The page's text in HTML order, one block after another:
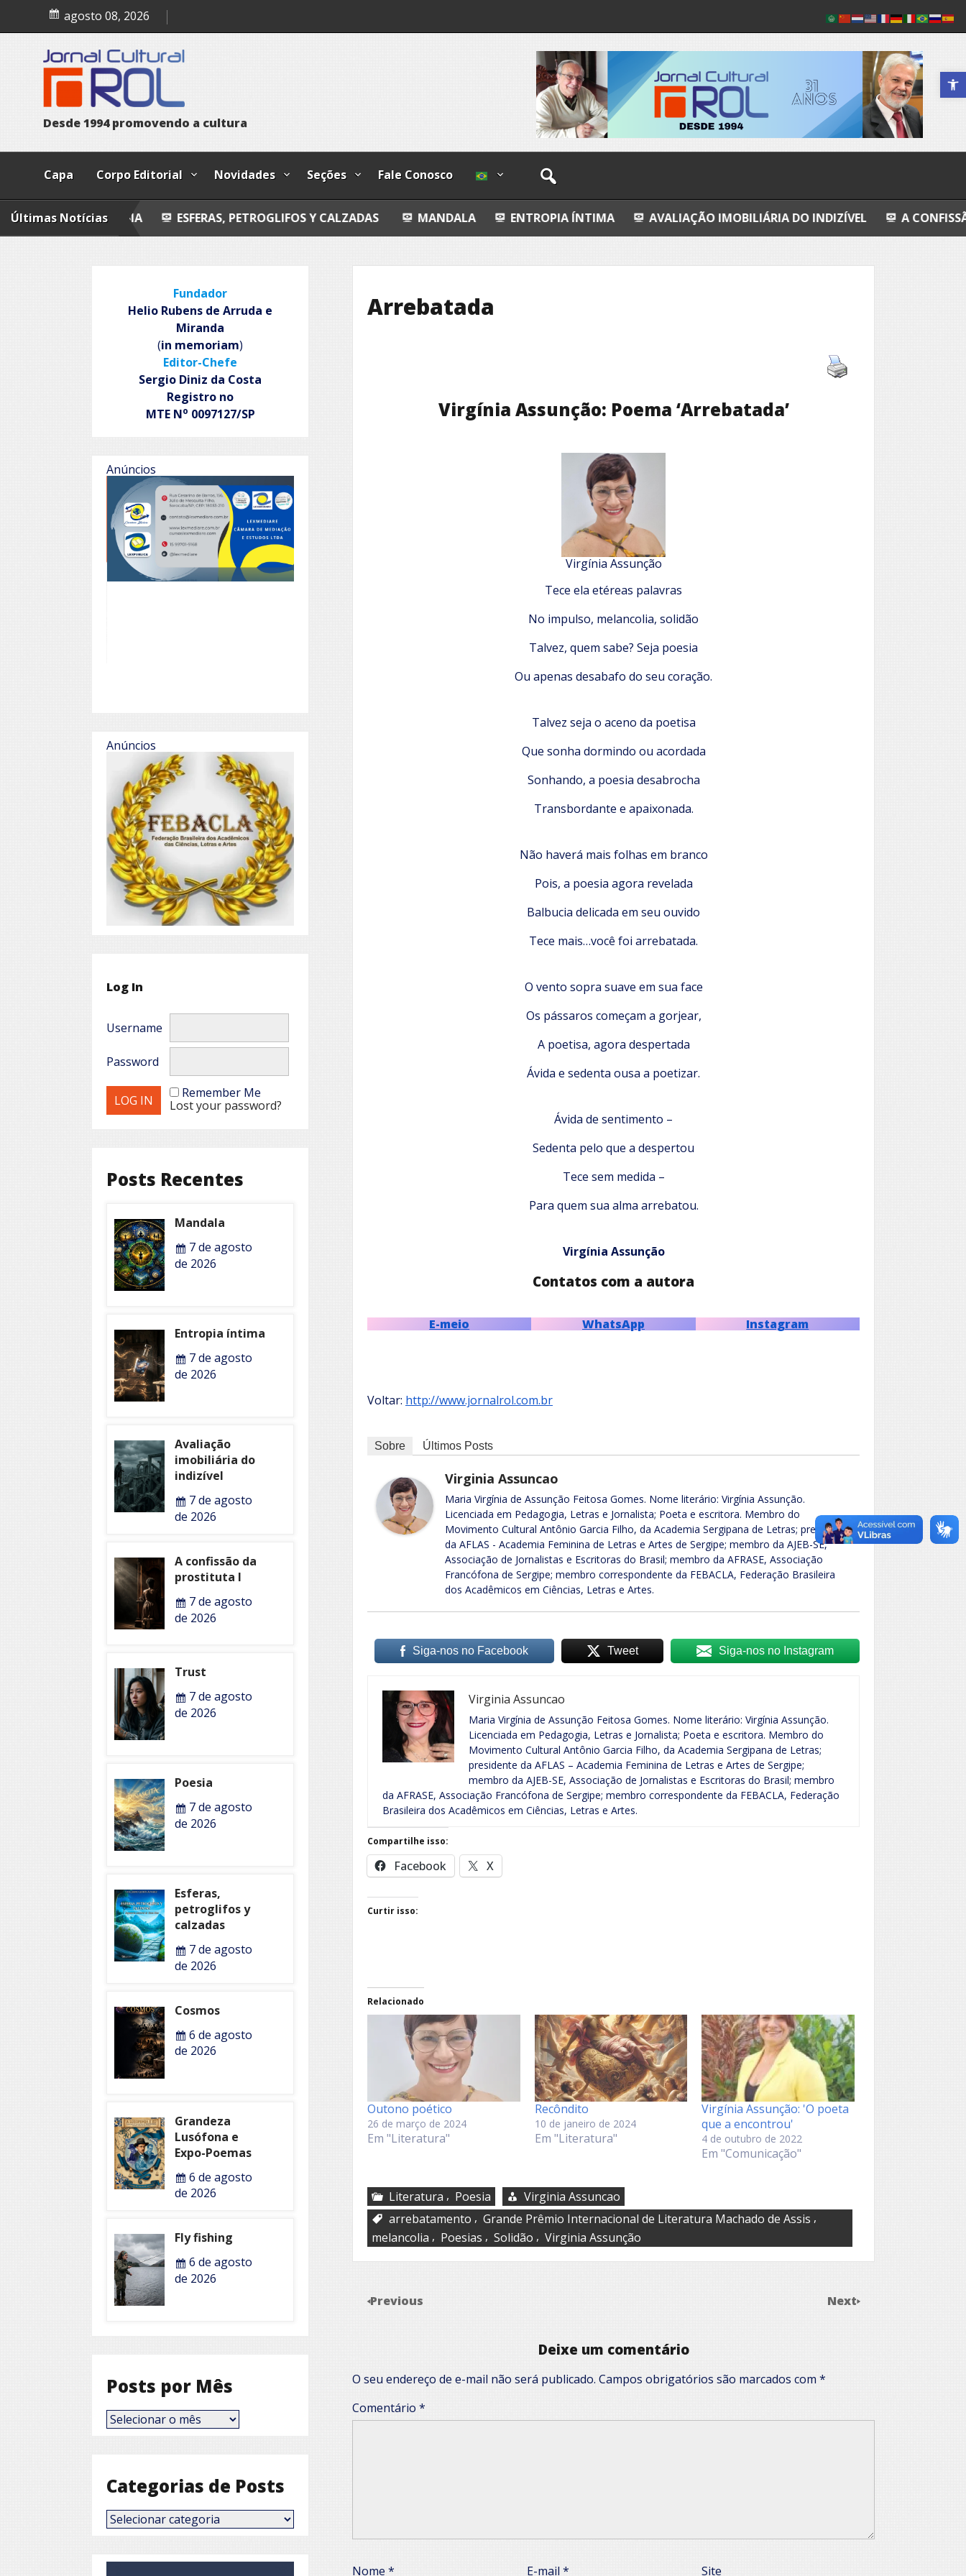
Abrir a
content
agosto 08, 2026
Desde1994 promovendo a cultura
Capa Corpo Editorial Novidades Seções Fale Conosco
Últimas Notícias
POESIA ESFERAS, PETROGLIFOS Y CALZADAS MANDALA ENTROPIA ÍNTIMA AVALIAÇÃO IMOBILIÁRIA DO INDIZÍVEL A CONFISSÃO DA
Arrebatada
Virgínia Assunção: Poema ‘Arrebatada’
Virgínia Assunção
Tece ela etéreas palavras
No impulso, melancolia, solidão
Talvez, quem sabe? Seja poesia
Ou apenas desabafo do seu coração.
Talvez seja o aceno da poetisa
Que sonha dormindo ou acordada
Sonhando, a poesia desabrocha
Transbordante e apaixonada.
Não haverá mais folhas em branco
Pois, a poesia agora revelada
Balbucia delicada em seu ouvido
Tece mais…você foi arrebatada.
O vento sopra suave em sua face
Os pássaros começam a gorjear,
A poetisa, agora despertada
Ávida e sedenta ousa a poetizar.
Ávida de sentimento –
Sedenta pelo que a despertou
Tece sem medida –
Para quem sua alma arrebatou.
Virgínia Assunção
Contatos com a autora
E-meio WhatsApp Instagram
Voltar: http://www.jornalrol.com.br
Sobre Últimos Posts
Virginia Assuncao
Maria Virgínia de Assunção Feitosa Gomes. Nome literário: Virgínia Assunção.
Licenciada em Pedagogia, Letras e Jornalista; Poeta e escritora. Membro do
Movimento Cultural Antônio Garcia Filho, da Academia Sergipana de Letras; presidente
da AFLAS - Academia Feminina de Letras e Artes de Sergipe; membro da AJEB-SE,
Associação de Jornalistas e Escritoras do Brasil; membro da AFRASE, Associação
Francófona de Sergipe; membro correspondente da FEBACLA, Federação Brasileira
dos Acadêmicos em Ciências, Letras e Artes.
Siga-nos no Facebook Tweet Siga-nos no Instagram
Virginia Assuncao
Maria Virgínia de Assunção Feitosa Gomes. Nome literário: Virgínia Assunção.
Licenciada em Pedagogia, Letras e Jornalista; Poeta e escritora. Membro do
Movimento Cultural Antônio Garcia Filho, da Academia Sergipana de Letras;
presidente da AFLAS – Academia Feminina de Letras e Artes de Sergipe;
membro da AJEB-SE, Associação de Jornalistas e Escritoras do Brasil; membro
da AFRASE, Associação Francófona de Sergipe; membro correspondente da FEBACLA, Federação
Brasileira dos Acadêmicos em Ciências, Letras e Artes.
Compartilhe isso:
Facebook X
Curtir isso:
Relacionado
Outono poético
26 de março de 2024
Em "Literatura"
Recôndito
10 de janeiro de 2024
Em "Literatura"
Virgínia Assunção: 'O poeta
que a encontrou'
4 de outubro de 2022
Em "Comunicação"
Literatura , Poesia
Virginia Assuncao
arrebatamento , Grande Prêmio Internacional de Literatura Machado de Assis ,
melancolia , Poesias , Solidão , Virginia Assunção
Previous Next
Deixe um comentário
O seu endereço de e-mail não será publicado. Campos obrigatórios são marcados com *
Comentário *
Nome * E-mail* Site
Fundador
Helio Rubens de Arruda e
Miranda
(in memoriam)
Editor-Chefe
Sergio Diniz da Costa
Registro no
MTE No 0097127/SP
Anúncios
Anúncios
Log In
Username
Password
Remember Me
Lost your password?
Posts Recentes
Mandala
7 de agosto
de 2026
Entropia íntima
7 de agosto
de 2026
Avaliação
imobiliária do
indizível
7 de agosto
de 2026
A confissão da
prostituta I
7 de agosto
de 2026
Trust
7 de agosto
de 2026
Poesia
7 de agosto
de 2026
Esferas,
petroglifos y
calzadas
7 de agosto
de 2026
Cosmos
6 de agosto
de 2026
Grandeza
Lusófona e
Expo-Poemas
6 de agosto
de 2026
Fly fishing
6 de agosto
de 2026
Posts por Mês
Posts
por
Categorias de Posts
Categorias
de